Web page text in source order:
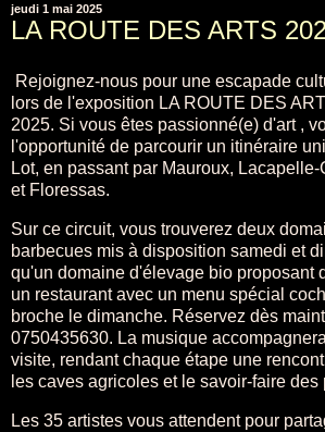
jeudi 1 mai 2025
LA ROUTE DES ARTS
Rejoignez-nous pour une escapade
lors de l'exposition LA ROUTE DES
2025. Si vous êtes passionné(e) d'art ,
l'opportunité de parcourir un itinéraire
Lot, en passant par Mauroux,
et Floressas.
Sur ce circuit, vous trouverez deux
barbecues mis à disposition samedi et
qu'un domaine d'élevage bio proposant
un restaurant avec un menu spécial
broche le dimanche. Réservez dès
0750435630. La musique
visite, rendant chaque étape une
les caves agricoles et le savoir-faire
Les 35 artistes vous attendent pour